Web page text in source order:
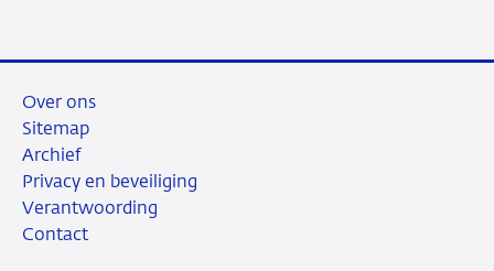
Over ons
Sitemap
Archief
Privacy en beveiliging
Verantwoording
Contact